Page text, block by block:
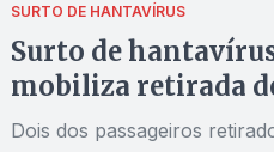
SURTO DE HANTAVÍRUS
Surto de
mobiliza retirada
Dois dos passageiros